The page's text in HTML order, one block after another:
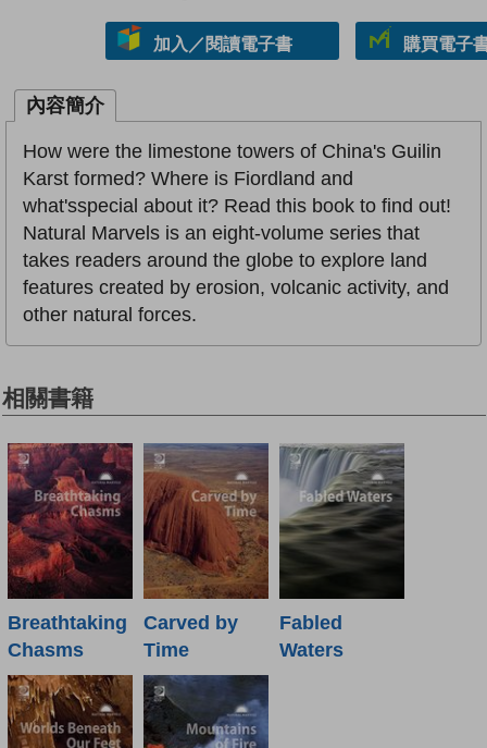
加入／閱讀電子書 購買電子
內容簡介
How were the limestone towers of China's Guilin
Karst formed? Where is Fiordland and
what'sspecial about it? Read this book to find out!
Natural Marvels is an eight-volume series that
takes readers around the globe to explore land
features created by erosion, volcanic activity, and
other natural forces.
相關書籍
Breathtaking
Chasms
Carved by
Time
Fabled
Waters